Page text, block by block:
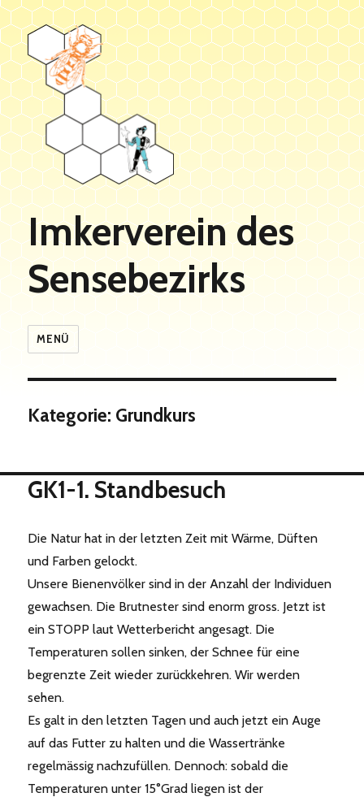
Imkerverein des
Sensebezirks
MENÜ
Kategorie: Grundkurs
GK1-1. Standbesuch
Die Natur hat in der letzten Zeit mit Wärme, Düften
und Farben gelockt.
Unsere Bienenvölker sind in der Anzahl der Individuen
gewachsen. Die Brutnester sind enorm gross. Jetzt ist
ein STOPP laut Wetterbericht angesagt. Die
Temperaturen sollen sinken, der Schnee für eine
begrenzte Zeit wieder zurückkehren. Wir werden
sehen.
Es galt in den letzten Tagen und auch jetzt ein Auge
auf das Futter zu halten und die Wassertränke
regelmässig nachzufüllen. Dennoch: sobald die
Temperaturen unter 15°Grad liegen ist der